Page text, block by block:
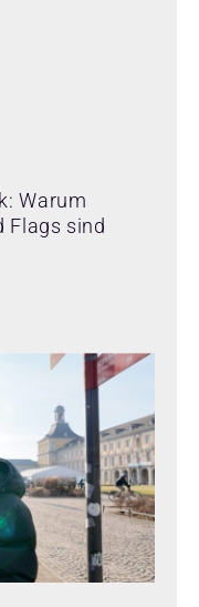
Warum
Flags sind